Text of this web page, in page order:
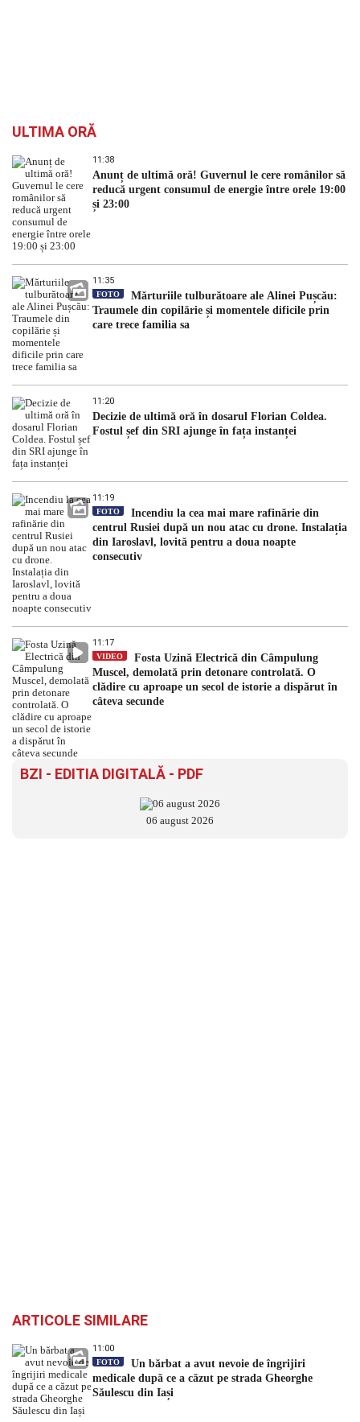
ULTIMA ORĂ
11:38
Anunț de ultimă oră! Guvernul le cere românilor să
reducă urgent consumul de energie între orele 19:00
și 23:00
11:35
FOTO
Mărturiile tulburătoare ale Alinei Pușcău:
Traumele din copilărie și momentele dificile prin
care trece familia sa
11:20
Decizie de ultimă oră în dosarul Florian Coldea.
Fostul șef din SRI ajunge în fața instanței
11:19
FOTO
Incendiu la cea mai mare rafinărie din
centrul Rusiei după un nou atac cu drone. Instalația
din Iaroslavl, lovită pentru a doua noapte
consecutiv
11:17
VIDEO
Fosta Uzină Electrică din Câmpulung
Muscel, demolată prin detonare controlată. O
clădire cu aproape un secol de istorie a dispărut în
câteva secunde
BZI - EDITIA DIGITALĂ - PDF
06 august 2026
ARTICOLE SIMILARE
11:00
FOTO
Un bărbat a avut nevoie de îngrijiri
medicale după ce a căzut pe strada Gheorghe
Săulescu din Iași